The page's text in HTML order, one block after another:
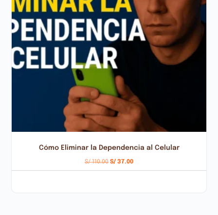
Cómo Eliminar la Dependencia al Celular
S/110.00 S/ 37.00